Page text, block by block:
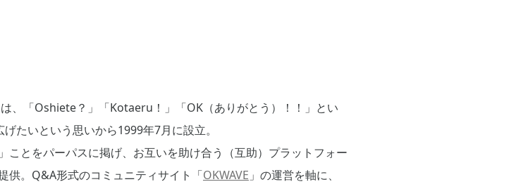
、「Oshiete？」「Kotaeru！」「OK（ありがとう）！！」とい
たいという思いから1999年7月に設立。
ことをパーパスに掲げ、お互いを助け合う（互助）プラットフォー
供。Q&A形式のコミュニティサイト「OKWAVE 」の運営を軸に、